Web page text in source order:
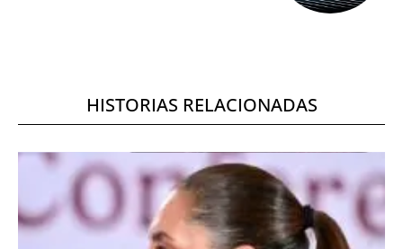
HISTORIAS RELACIONADAS